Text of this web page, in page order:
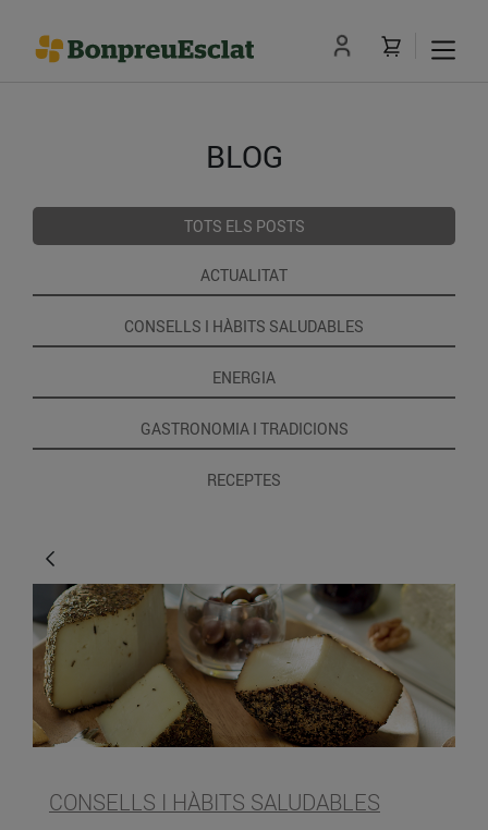
BLOG
TOTS ELS POSTS
ACTUALITAT
CONSELLS I HÀBITS SALUDABLES
ENERGIA
GASTRONOMIA I TRADICIONS
RECEPTES
CONSELLS I HÀBITS SALUDABLES